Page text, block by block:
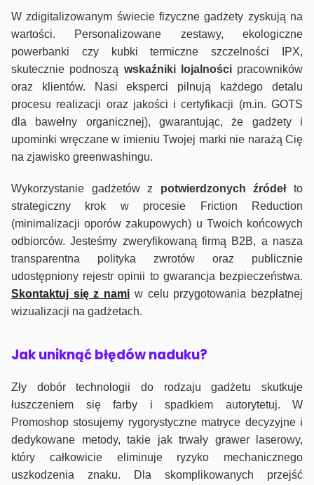
W zdigitalizowanym świecie fizyczne gadżety zyskują na
wartości. Personalizowane zestawy, ekologiczne
powerbanki czy kubki termiczne szczelności IPX,
skutecznie podnoszą wskaźniki lojalnościpracowników
oraz klientów. Nasi eksperci pilnują każdego detalu
procesu realizacji oraz jakości i certyfikacji (m.in. GOTS
dla bawełny organicznej), gwarantując, że gadżety i
upominki wręczane w imieniu Twojej marki nie narażą Cię
na zjawisko greenwashingu.
Wykorzystanie gadżetów z potwierdzonych źródełto
strategiczny krok w procesie Friction Reduction
(minimalizacji oporów zakupowych) u Twoich końcowych
odbiorców. Jesteśmy zweryfikowaną firmą B2B, a nasza
transparentna polityka zwrotów oraz publicznie
udostępniony rejestr opinii to gwarancja bezpieczeństwa.
Skontaktuj się z nami w celu przygotowania bezpłatnej
wizualizacji na gadżetach.
Jak uniknąć błędów naduku?
Zły dobór technologii do rodzaju gadżetu skutkuje
łuszczeniem się farby i spadkiem autorytetuj. W
Promoshop stosujemy rygorystyczne matryce decyzyjne i
dedykowane metody, takie jak trwały grawer laserowy,
który całkowicie eliminuje ryzyko mechanicznego
uszkodzenia znaku. Dla skomplikowanych przejść